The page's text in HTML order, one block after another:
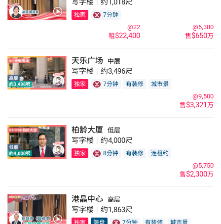
写字楼 约1,018尺
独家 7分钟
售$650万
@6,380
租$22,400
@22
天乐广场 中层
写字楼 约3,496尺
独家 7分钟 有装修 城市景
售$3,321 万
@9,500
柏龄大厦 低层
写字楼 约4,000尺
独家 8分钟 有装修 连租约
售$2,300万
@5,750
港晶中心 高层
写字楼 约1,863尺